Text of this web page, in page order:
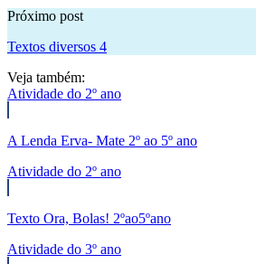
Próximo post
Textos diversos 4
Veja também:
Atividade do 2º ano
A Lenda Erva- Mate 2º ao 5º ano
Atividade do 2º ano
Texto Ora, Bolas! 2ºao5ºano
Atividade do 3º ano